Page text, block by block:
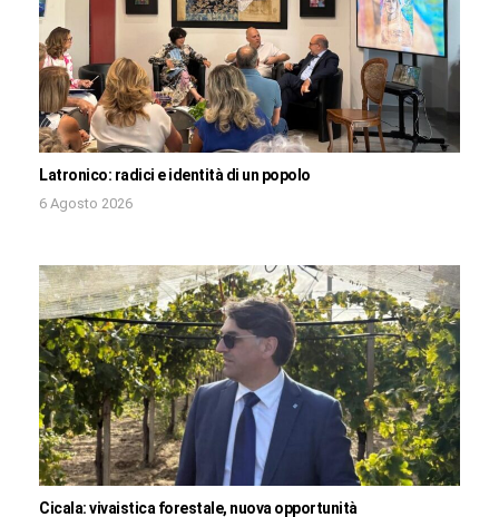
Latronico: radici e identità di un popolo
6 Agosto 2026
Cicala: vivaistica forestale, nuova opportunità